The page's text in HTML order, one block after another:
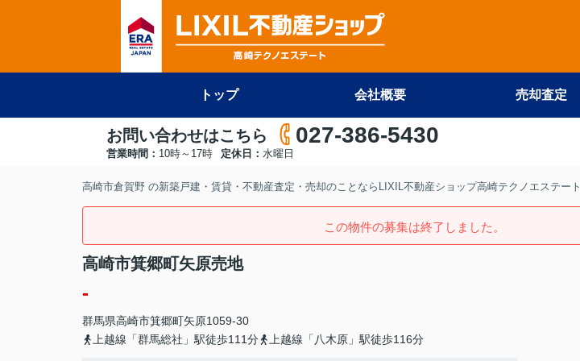
トップ 会社概要 売却査定
お問い合わせはこちら 027-386-5430
営業時間： 10時～17時 定休日： 水曜日
高崎市倉賀野 の新築戸建・賃貸・不動産査定・売却のことならLIXIL不動産ショップ高崎テクノエステート
この物件の募集は終了しました。
高崎市箕郷町矢原売地
-
群馬県高崎市箕郷町矢原1059-30
上越線「群馬総社」駅徒歩111分
上越線「八木原」駅徒歩116分